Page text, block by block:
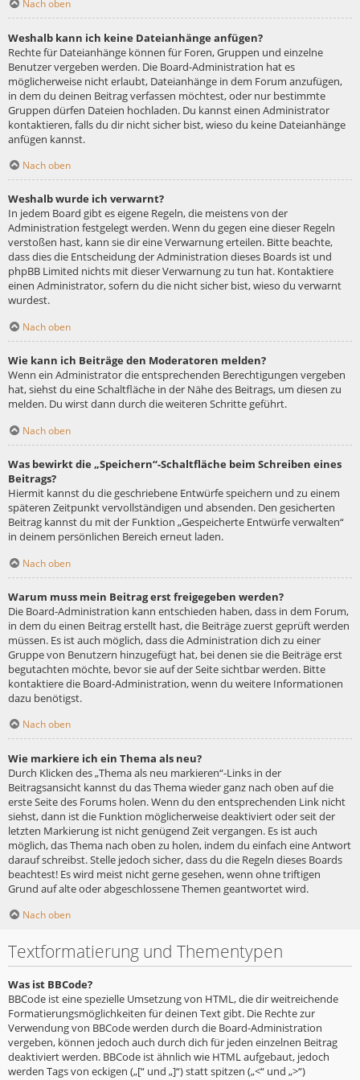
Nach oben
Weshalb kann ich keine Dateianhänge anfügen?
Rechte für Dateianhänge können für Foren, Gruppen und einzelne
Benutzer vergeben werden. Die Board-Administration hat es
möglicherweise nicht erlaubt, Dateianhänge in dem Forum anzufügen,
in dem du deinen Beitrag verfassen möchtest, oder nur bestimmte
Gruppen dürfen Dateien hochladen. Du kannst einen Administrator
kontaktieren, falls du dir nicht sicher bist, wieso du keine Dateianhänge
anfügen kannst.
Nach oben
Weshalb wurde ich verwarnt?
In jedem Board gibt es eigene Regeln, die meistens von der
Administration festgelegt werden. Wenn du gegen eine dieser Regeln
verstoßen hast, kann sie dir eine Verwarnung erteilen. Bitte beachte,
dass dies die Entscheidung der Administration dieses Boards ist und
phpBB Limited nichts mit dieser Verwarnung zu tun hat. Kontaktiere
einen Administrator, sofern du die nicht sicher bist, wieso du verwarnt
wurdest.
Nach oben
Wie kann ich Beiträge den Moderatoren melden?
Wenn ein Administrator die entsprechenden Berechtigungen vergeben
hat, siehst du eine Schaltfläche in der Nähe des Beitrags, um diesen zu
melden. Du wirst dann durch die weiteren Schritte geführt.
Nach oben
Was bewirkt die „Speichern“-Schaltfläche beim Schreiben eines
Beitrags?
Hiermit kannst du die geschriebene Entwürfe speichern und zu einem
späteren Zeitpunkt vervollständigen und absenden. Den gesicherten
Beitrag kannst du mit der Funktion „Gespeicherte Entwürfe verwalten“
in deinem persönlichen Bereich erneut laden.
Nach oben
Warum muss mein Beitrag erst freigegeben werden?
Die Board-Administration kann entschieden haben, dass in dem Forum,
in dem du einen Beitrag erstellt hast, die Beiträge zuerst geprüft werden
müssen. Es ist auch möglich, dass die Administration dich zu einer
Gruppe von Benutzern hinzugefügt hat, bei denen sie die Beiträge erst
begutachten möchte, bevor sie auf der Seite sichtbar werden. Bitte
kontaktiere die Board-Administration, wenn du weitere Informationen
dazu benötigst.
Nach oben
Wie markiere ich ein Thema als neu?
Durch Klicken des „Thema als neu markieren“-Links in der
Beitragsansicht kannst du das Thema wieder ganz nach oben auf die
erste Seite des Forums holen. Wenn du den entsprechenden Link nicht
siehst, dann ist die Funktion möglicherweise deaktiviert oder seit der
letzten Markierung ist nicht genügend Zeit vergangen. Es ist auch
möglich, das Thema nach oben zu holen, indem du einfach eine Antwort
darauf schreibst. Stelle jedoch sicher, dass du die Regeln dieses Boards
beachtest! Es wird meist nicht gerne gesehen, wenn ohne triftigen
Grund auf alte oder abgeschlossene Themen geantwortet wird.
Nach oben
Textformatierung und Thementypen
Was ist BBCode?
BBCode ist eine spezielle Umsetzung von HTML, die dir weitreichende
Formatierungsmöglichkeiten für deinen Text gibt. Die Rechte zur
Verwendung von BBCode werden durch die Board-Administration
vergeben, können jedoch auch durch dich für jeden einzelnen Beitrag
deaktiviert werden. BBCode ist ähnlich wie HTML aufgebaut, jedoch
werden Tags von eckigen („[“ und „]“) statt spitzen („<“ und „>“)